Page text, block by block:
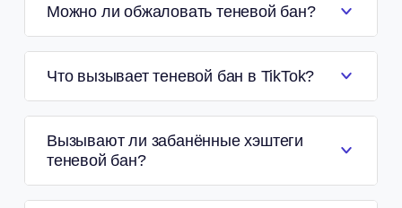
Можно ли обжаловать теневой бан?
Что вызывает теневой бан в TikTok?
Вызывают ли забанённые хэштеги
теневой бан?